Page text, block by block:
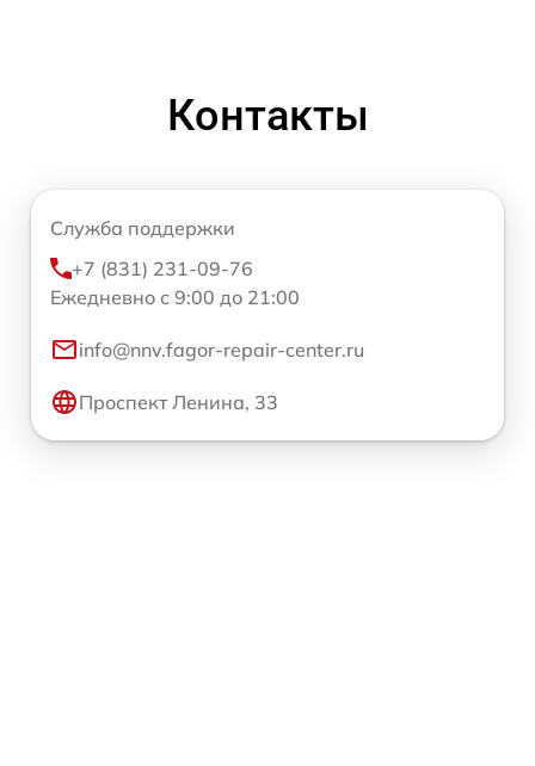
Контакты
Служба поддержки
+7 (831) 231-09-76
Ежедневно с 9:00 до 21:00
info@nnv.fagor-repair-center.ru
Проспект Ленина, 33